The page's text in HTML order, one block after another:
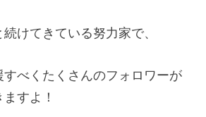
けてきている努力家で、
すべくたくさんのフォロワーが
すよ！